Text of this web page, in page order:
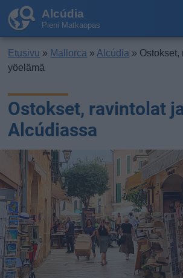
Alcúdia
Pieni Matkaopas
Etusivu » Mallorca » Alcúdia » Ostokset,
yöelämä
Ostokset, ravintolat
Alcúdiassa